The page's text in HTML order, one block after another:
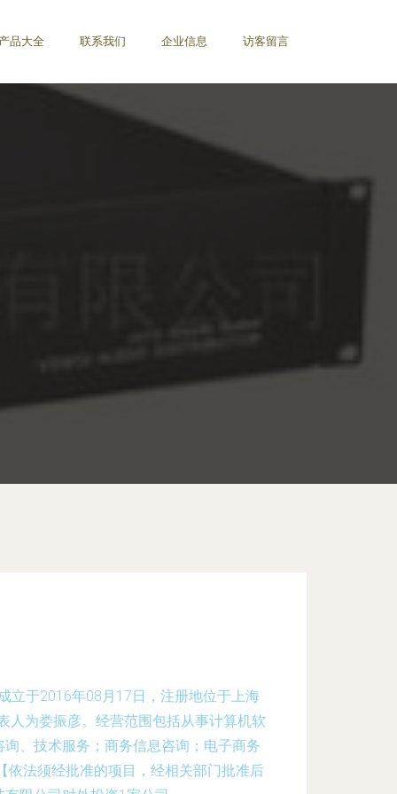
产品大全 联系我们 企业信息 访客留言
立于2016年08月17日，注册地位于上海
人为娄振彦。经营范围包括从事计算机软
、技术服务；商务信息咨询；电子商务
依法须经批准的项目，经相关部门批准后